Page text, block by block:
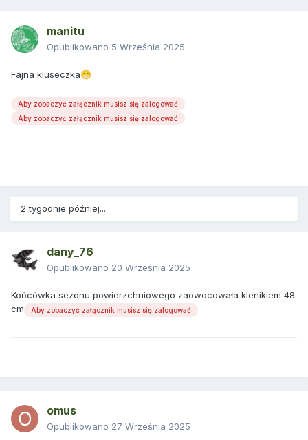
manitu
Opublikowano 5 Września 2025
Fajna kluseczka😁
Aby zobaczyć załącznik musisz się zalogować
Aby zobaczyć załącznik musisz się zalogować
2 tygodnie później...
dany_76
Opublikowano 20 Września 2025
Końcówka sezonu powierzchniowego zaowocowała klenikiem 48
cm
Aby zobaczyć załącznik musisz się zalogować
omus
Opublikowano 27 Września 2025